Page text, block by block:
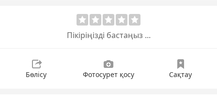
Пікіріңізді бастаңыз ...
Бөлісу Фотосурет қосу Сақтау